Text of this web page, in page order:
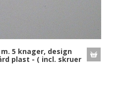
5 knager, design
plast - ( incl. skruer